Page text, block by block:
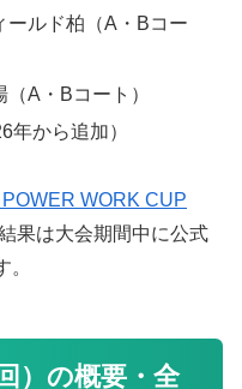
ールド柏（A・Bコー
A・Bコート）
年から追加）
WORK CUP
果は大会期間中に公式
）の概要・全